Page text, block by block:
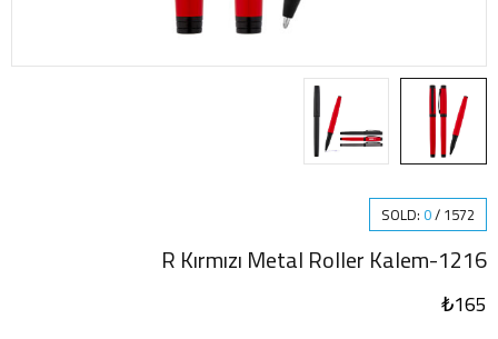
SOLD: 0/1572
1216-R Kırmızı Metal Roller Kalem
₺165